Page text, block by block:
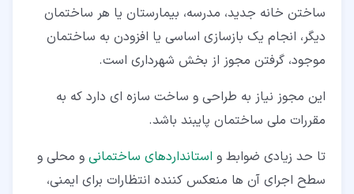
ساختن خانه جدید، مدرسه، بیمارستان یا هر ساختمان
دیگر، انجام یک بازسازی اساسی یا افزودن به ساختمان
موجود، گرفتن مجوز از بخش شهرداری است.
این مجوز نیاز به طراحی و ساخت سازه ای دارد که به
مقررات ملی ساختمان پایبند باشد.
تا حد زیادی ضوابط و استانداردهای ساختمانی و محلی و
سطح اجرای آن ها منعکس کننده انتظارات برای ایمنی،